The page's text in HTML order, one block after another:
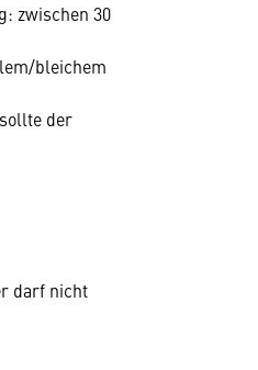
zwischen 30
bleichem
der
darf nicht